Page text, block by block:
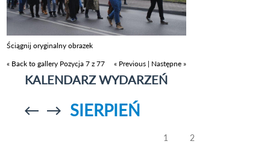
Ściągnij oryginalny obrazek
« Back to gallery Pozycja 7 z 77 « Previous | Następne »
KALENDARZ WYDARZEŃ
Przejdź doPrzejdź do
SIERPIEŃ
1 2